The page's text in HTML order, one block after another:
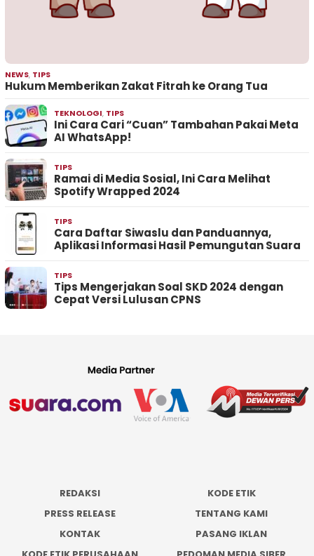
NEWS, TIPS
Hukum Memberikan Zakat Fitrah ke Orang Tua
TEKNOLOGI, TIPS
Ini Cara Cari “Cuan” Tambahan Pakai Meta
AI WhatsApp!
TIPS
Ramai di Media Sosial, Ini Cara Melihat
Spotify Wrapped 2024
TIPS
Cara Daftar Siwaslu dan Panduannya,
Aplikasi Informasi Hasil Pemungutan Suara
TIPS
Tips Mengerjakan Soal SKD 2024 dengan
Cepat Versi Lulusan CPNS
REDAKSI
KODE ETIK
PRESS RELEASE
TENTANG KAMI
KONTAK
PASANG IKLAN